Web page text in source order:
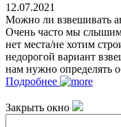
12.07.2021
Можно ли взвешивать
Очень часто мы
нет места/не хотим
недорогой вариант
нам нужно определять
Подробнее
Закрыть окно